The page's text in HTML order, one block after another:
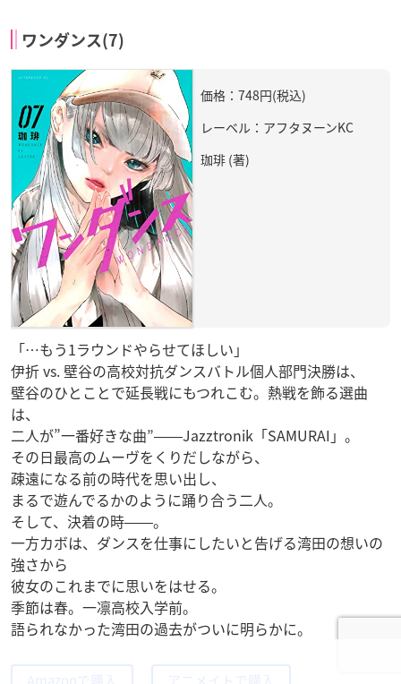
ワンダンス(7)
価格：748円(税込)
レーベル：アフタヌーンKC
珈琲 (著)
「…もう1ラウンドやらせてほしい」
伊折 vs. 壁谷の高校対抗ダンスバトル個人部門決勝は、
壁谷のひとことで延長戦にもつれこむ。熱戦を飾る選曲
は、
二人が”一番好きな曲”――Jazztronik「SAMURAI」。
その日最高のムーヴをくりだしながら、
疎遠になる前の時代を思い出し、
まるで遊んでるかのように踊り合う二人。
そして、決着の時――。
一方カボは、ダンスを仕事にしたいと告げる湾田の想いの
強さから
彼女のこれまでに思いをはせる。
季節は春。一凛高校入学前。
語られなかった湾田の過去がついに明らかに。